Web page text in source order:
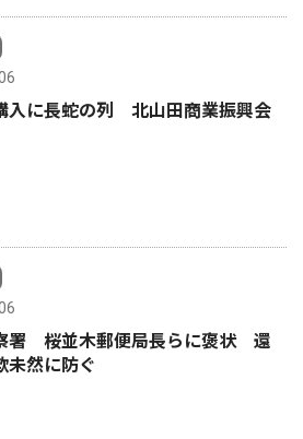
入に長蛇の列 北山田商業振興会
署 桜並木郵便局長らに褒状 還
未然に防ぐ